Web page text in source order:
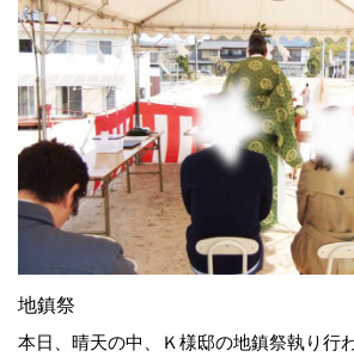
地鎮祭
本日、晴天の中、Ｋ様邸の地鎮祭執り行